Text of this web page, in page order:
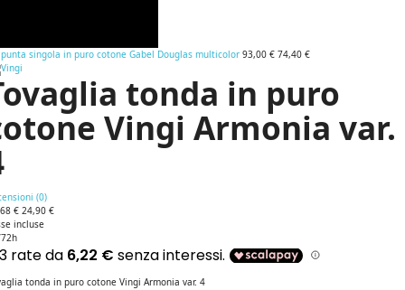
singola in puro cotone Gabel Douglas multicolor 93,00 € 74,40 €
tonda in puro
Vingi Armonia var.
(0)
€ 24,90 €
incluse
tonda in puro cotone Vingi Armonia var. 4